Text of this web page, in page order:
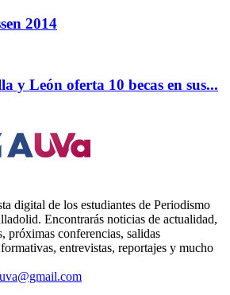
2014
y León oferta 10 becas en sus...
digital de los estudiantes de Periodismo
Encontrarás noticias de actualidad,
próximas conferencias, salidas
entrevistas, reportajes y mucho